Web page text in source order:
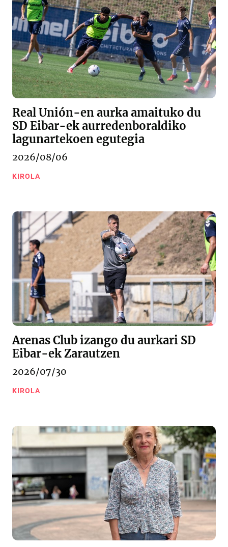
Real Unión-en aurka amaituko du
SD Eibar-ek aurredenboraldiko
lagunartekoen egutegia
2026/08/06
KIROLA
Arenas Club izango du aurkari SD
Eibar-ek Zarautzen
2026/07/30
KIROLA